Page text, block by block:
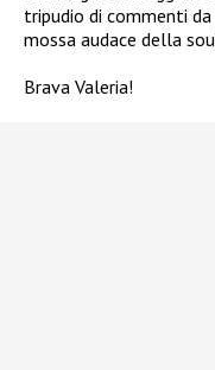
tripudio di commenti
mossa audace della
Brava Valeria!